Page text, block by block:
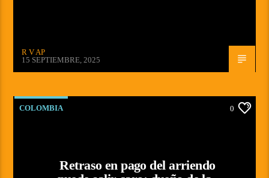
R V AP
15 SEPTIEMBRE, 2025
COLOMBIA 0
Retraso en pago del arriendo